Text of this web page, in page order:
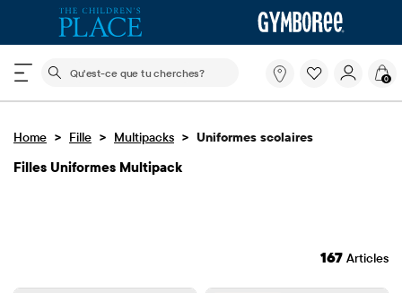
Le champ de recherche ci-dessous filtre les
Qu'est-
que
cherches?
0
Home > Fille > Multipacks > Uniformes scolaires
Filles Uniformes Multipack
167 Articles